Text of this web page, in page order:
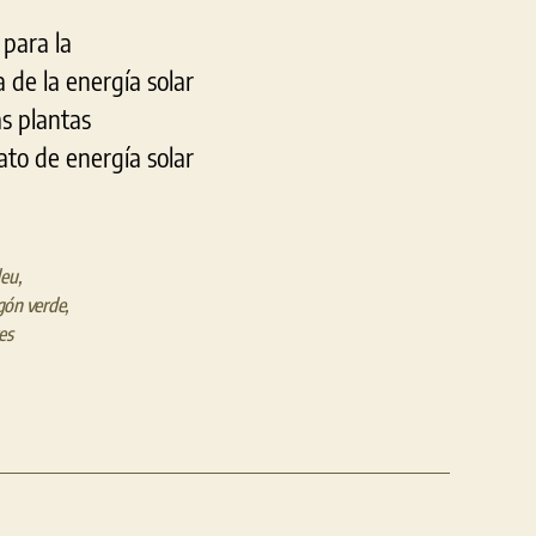
la
la energía solar
plantas
de energía solar
,
verde,